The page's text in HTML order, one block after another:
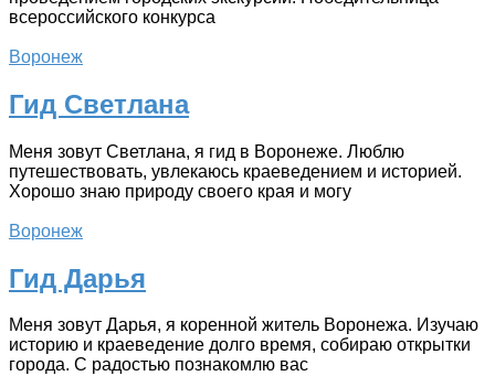
всероссийского конкурса
Воронеж
Гид Светлана
Меня зовут Светлана, я гид в Воронеже. Люблю
путешествовать, увлекаюсь краеведением и историей.
Хорошо знаю природу своего края и могу
Воронеж
Гид Дарья
Меня зовут Дарья, я коренной житель Воронежа. Изучаю
историю и краеведение долго время, собираю открытки
города. С радостью познакомлю вас